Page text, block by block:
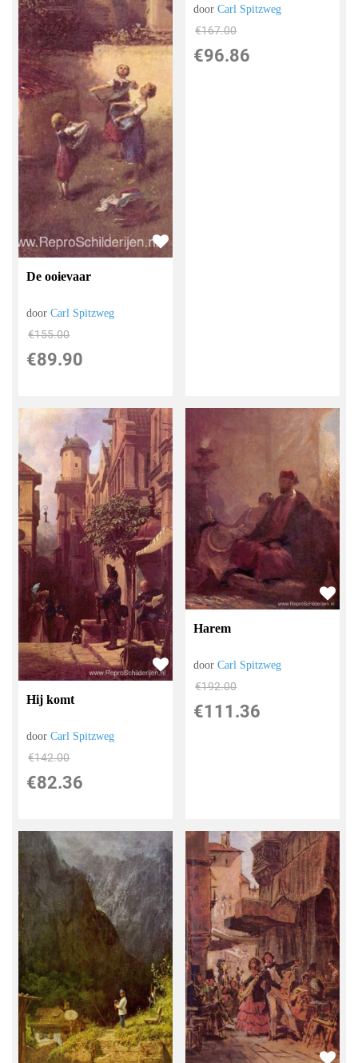
De ooievaar
doorCarl Spitzweg
€155.00
€89.90
doorCarl Spitzweg
€167.00
€96.86
Hij komt
doorCarl Spitzweg
€142.00
€82.36
Harem
doorCarl Spitzweg
€192.00
€111.36